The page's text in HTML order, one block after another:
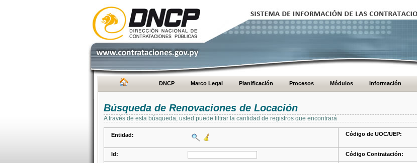
DNCP Marco Legal Planificación Procesos Módulos Información
Búsqueda de Renovaciones de Locación
A través de esta búsqueda, usted puede filtrar la cantidad de registros que encontrará
Entidad: Código de UOC/UEP:
Id: Código Contratación: